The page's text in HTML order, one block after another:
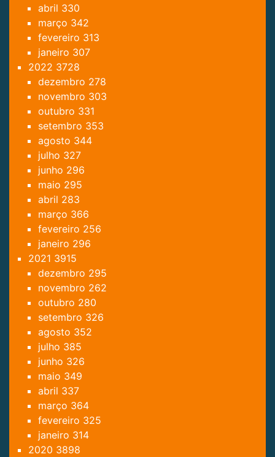
abril 330
março 342
fevereiro 313
janeiro 307
2022 3728
dezembro 278
novembro 303
outubro 331
setembro 353
agosto 344
julho 327
junho 296
maio 295
abril 283
março 366
fevereiro 256
janeiro 296
2021 3915
dezembro 295
novembro 262
outubro 280
setembro 326
agosto 352
julho 385
junho 326
maio 349
abril 337
março 364
fevereiro 325
janeiro 314
2020 3898